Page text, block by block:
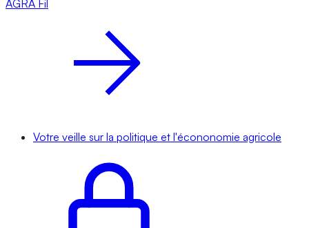
AGRA Fil
Votre veille sur la politique et l'écononomie agricole